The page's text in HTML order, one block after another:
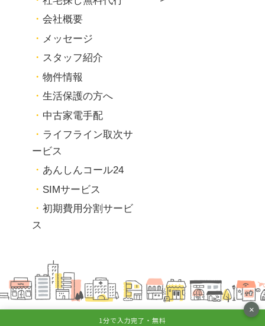
会社概要
メッセージ
スタッフ紹介
物件情報
生活保護の方へ
中古家電手配
ライフライン取次サ
ービス
あんしんコール24
SIMサービス
初期費用分割サービ
ス
1分で入力完了・無料
×